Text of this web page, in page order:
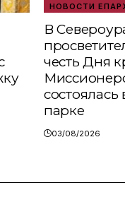
НОВОСТИ
В
честь Дня
состоялась
парке
03/08/2026